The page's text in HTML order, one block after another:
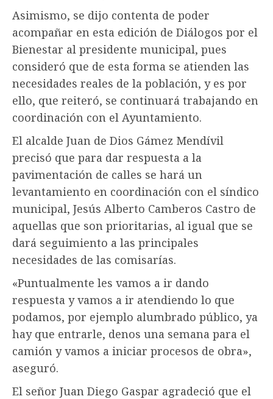
Asimismo, se dijo contenta de poder
acompañar en esta edición de Diálogos por el
Bienestar al presidente municipal, pues
consideró que de esta forma se atienden las
necesidades reales de la población, y es por
ello, que reiteró, se continuará trabajando en
coordinación con el Ayuntamiento.
El alcalde Juan de Dios Gámez Mendívil
precisó que para dar respuesta a la
pavimentación de calles se hará un
levantamiento en coordinación con el síndico
municipal, Jesús Alberto Camberos Castro de
aquellas que son prioritarias, al igual que se
dará seguimiento a las principales
necesidades de las comisarías.
«Puntualmente les vamos a ir dando
respuesta y vamos a ir atendiendo lo que
podamos, por ejemplo alumbrado público, ya
hay que entrarle, denos una semana para el
camión y vamos a iniciar procesos de obra»,
aseguró.
El señor Juan Diego Gaspar agradeció que el